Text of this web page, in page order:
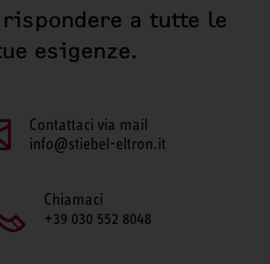
a tutte le
esigenze.
Contattaci via mail
info@stiebel-eltron.it
Chiamaci
+39 030 552 8048